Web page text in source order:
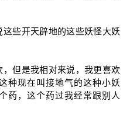
些开天辟地的这些妖怪大妖
但是我相对来说，我更喜欢
种现在叫接地气的这种小妖
药，这个药过我经常跟别人